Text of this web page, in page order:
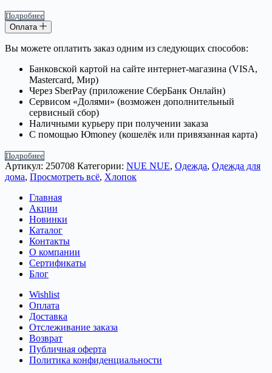
Подробнее
Оплата
Вы можете оплатить заказ одним из следующих способов:
Банковской картой на сайте интернет-магазина (VISA,
Mastercard, Мир)
Через SberPay (приложение СберБанк Онлайн)
Сервисом «Долями» (возможен дополнительный
сервисный сбор)
Наличными курьеру при получении заказа
С помощью Юmoney (кошелёк или привязанная карта)
Подробнее
Артикул: 250708 Категории: NUE NUE, Одежда, Одежда для
дома, Просмотреть всё, Хлопок
Главная
Акции
Новинки
Каталог
Контакты
О компании
Сертификаты
Блог
Wishlist
Оплата
Доставка
Отслеживание заказа
Возврат
Публичная оферта
Политика конфиденциальности